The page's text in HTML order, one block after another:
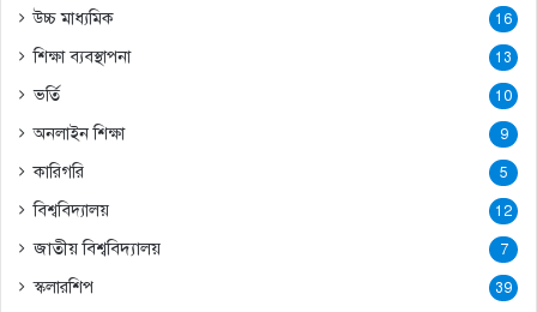
উচ্চ মাধ্যমিক 16
শিক্ষা ব্যবস্থাপনা 13
ভর্তি 10
অনলাইন শিক্ষা 9
কারিগরি 5
বিশ্ববিদ্যালয় 12
জাতীয় বিশ্ববিদ্যালয় 7
স্কলারশিপ 39